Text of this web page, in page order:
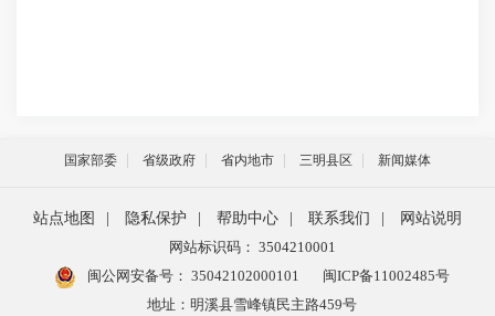
国家部委 省级政府 省内地市 三明县区 新闻媒体
站点地图 隐私保护 帮助中心 联系我们
网站说明
网站标识码： 3504210001
闽公网安备号： 35042102000101
闽ICP备11002485号
地址：明溪县雪峰镇民主路459号